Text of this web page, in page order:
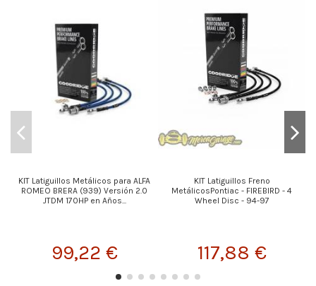
KIT Latiguillos Metálicos para ALFA
ROMEO BRERA (939) Versión 2.0
JTDM 170HP en Años...
99,22 €
KIT Latiguillos Freno
MetálicosPontiac - FIREBIRD - 4
Wheel Disc - 94-97
117,88 €